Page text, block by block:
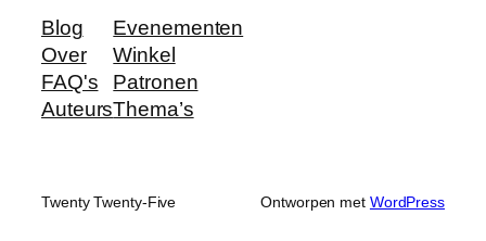
Blog
Over
FAQ's
Auteurs
Evenementen
Winkel
Patronen
Thema’s
Twenty Twenty-Five Ontworpen met WordPress